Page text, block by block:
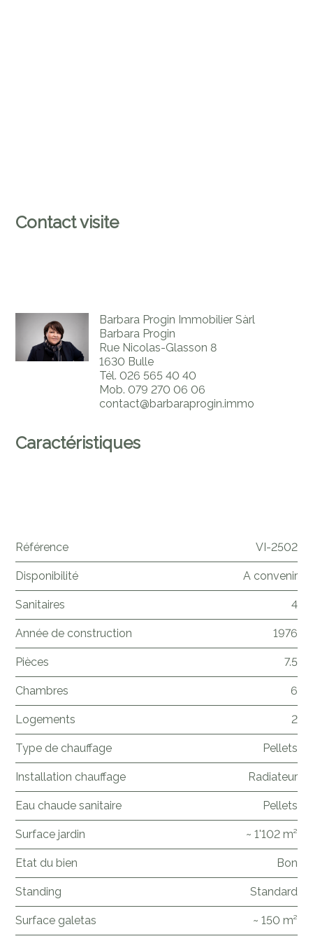
Contact visite
Barbara Progin Immobilier Sàrl
Barbara Progin
Rue Nicolas-Glasson 8
1630 Bulle
Tél. 026 565 40 40
Mob. 079 270 06 06
contact@barbaraprogin.immo
Caractéristiques
Référence VI-2502
Disponibilité A convenir
Sanitaires 4
Année de construction 1976
Pièces 7.5
Chambres 6
Logements 2
Type de chauffage Pellets
Installation chauffage Radiateur
Eau chaude sanitaire Pellets
Surface jardin ~ 1'102 m²
Etat du bien Bon
Standing Standard
Surface galetas ~ 150 m²